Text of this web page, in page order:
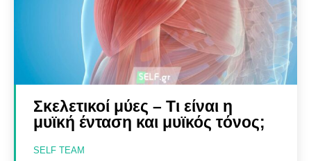
Σκελετικοί μύες – Τι είναι η
μυϊκή ένταση και μυϊκός τόνος;
SELF TEAM